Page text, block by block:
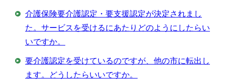
介護保険要介護認定・要支援認定が決定されまし
た。サービスを受けるにあたりどのようにしたらい
いですか。
要介護認定を受けているのですが、他の市に転出し
ます。どうしたらいいですか。